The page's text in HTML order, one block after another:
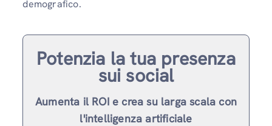
demografico.
Potenzia la tua presenza
sui social
Aumenta il ROI e crea su larga scala con
l'intelligenza artificiale